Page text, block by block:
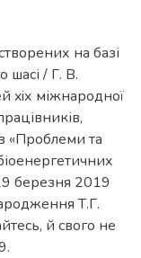
на базі
шасі / Г. В.
xiх міжнародної
«Проблеми та
березня 2019
Т.Г.
й свого не